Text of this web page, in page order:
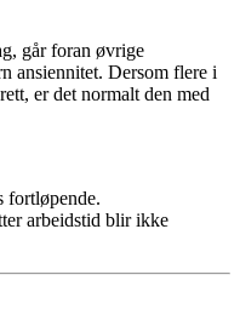
går foran øvrige
ansiennitet. Dersom flere i
er det normalt den med
fortløpende.
arbeidstid blir ikke